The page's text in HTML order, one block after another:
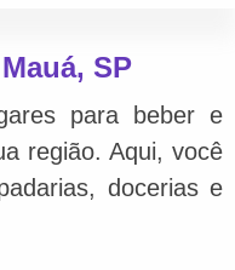
SP
para beber e
região. Aqui, você
docerias e